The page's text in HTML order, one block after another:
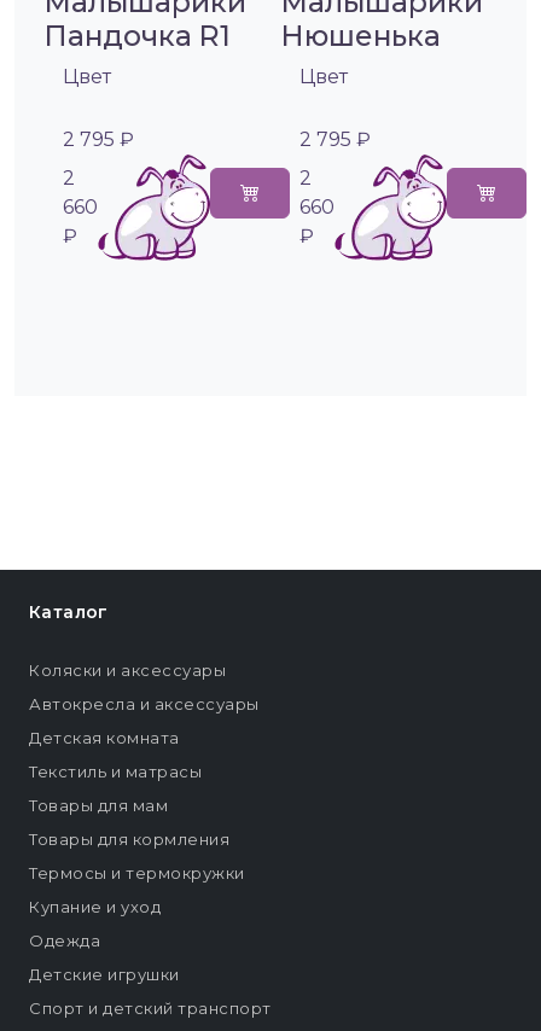
Пандочка R1
Цвет
2 795 ₽
2
660
₽
Нюшенька
Цвет
2 795 ₽
2
660
₽
Каталог
Коляски и аксессуары
Автокресла и аксессуары
Детская комната
Текстиль и матрасы
Товары для мам
Товары для кормления
Термосы и термокружки
Купание и уход
Одежда
Детские игрушки
Спорт и детский транспорт